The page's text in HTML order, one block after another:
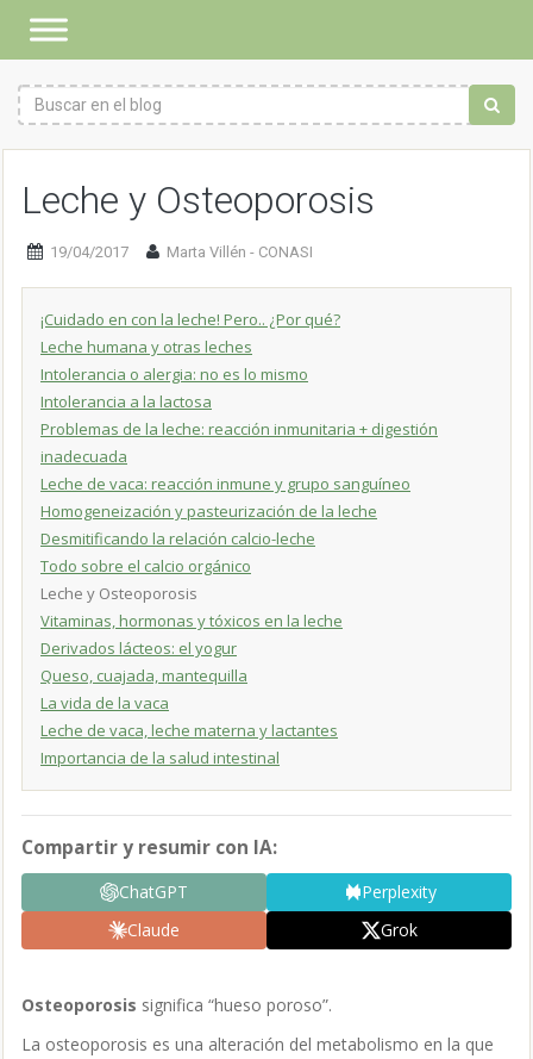
Leche y Osteoporosis
19/04/2017 Marta Villén - CONASI
¡Cuidado en con la leche! Pero.. ¿Por qué?
Leche humana y otras leches
Intolerancia o alergia: no es lo mismo
Intolerancia a la lactosa
Problemas de la leche: reacción inmunitaria + digestión
inadecuada
Leche de vaca: reacción inmune y grupo sanguíneo
Homogeneización y pasteurización de la leche
Desmitificando la relación calcio-leche
Todo sobre el calcio orgánico
Leche y Osteoporosis
Vitaminas, hormonas y tóxicos en la leche
Derivados lácteos: el yogur
Queso, cuajada, mantequilla
La vida de la vaca
Leche de vaca, leche materna y lactantes
Importancia de la salud intestinal
Compartir y resumir con IA:
ChatGPT
Perplexity
Claude
Grok
Osteoporosis significa “hueso poroso”.
La osteoporosis es una alteración del metabolismo en la que